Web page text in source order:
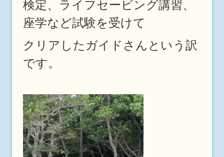
検定、ライフセービング講習、
座学など試験を受けて
クリアしたガイドさんという訳
です。